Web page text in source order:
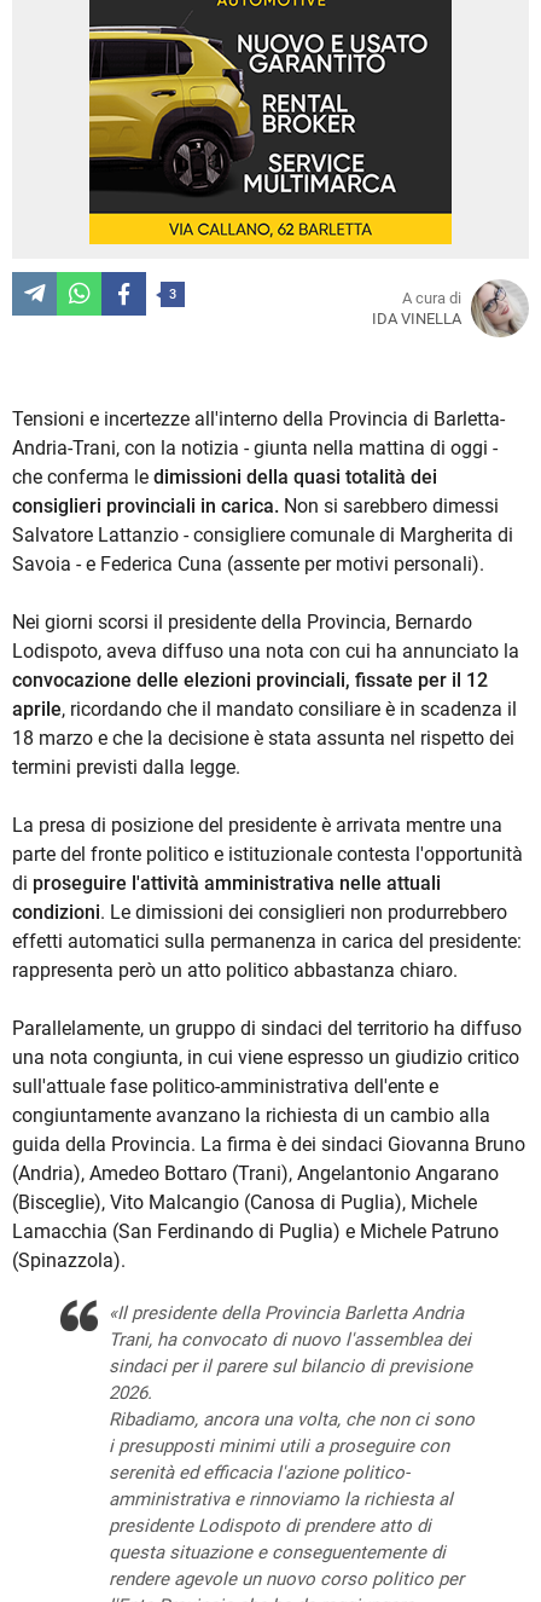
3
A cura di
IDA VINELLA
Tensioni e incertezze all'interno della Provincia di Barletta-
Andria-Trani, con la notizia - giunta nella mattina di oggi -
che conferma le dimissioni della quasi totalità dei
consiglieri provinciali in carica. Non si sarebbero dimessi
Salvatore Lattanzio - consigliere comunale di Margherita di
Savoia - e Federica Cuna (assente per motivi personali).
Nei giorni scorsi il presidente della Provincia, Bernardo
Lodispoto, aveva diffuso una nota con cui ha annunciato la
convocazione delle elezioni provinciali, fissate per il 12
aprile, ricordando che il mandato consiliare è in scadenza il
18 marzo e che la decisione è stata assunta nel rispetto dei
termini previsti dalla legge.
La presa di posizione del presidente è arrivata mentre una
parte del fronte politico e istituzionale contesta l'opportunità
di proseguire l'attività amministrativa nelle attuali
condizioni. Le dimissioni dei consiglieri non produrrebbero
effetti automatici sulla permanenza in carica del presidente:
rappresenta però un atto politico abbastanza chiaro.
Parallelamente, un gruppo di sindaci del territorio ha diffuso
una nota congiunta, in cui viene espresso un giudizio critico
sull'attuale fase politico-amministrativa dell'ente e
congiuntamente avanzano la richiesta di un cambio alla
guida della Provincia. La firma è dei sindaci Giovanna Bruno
(Andria), Amedeo Bottaro (Trani), Angelantonio Angarano
(Bisceglie), Vito Malcangio (Canosa di Puglia), Michele
Lamacchia (San Ferdinando di Puglia) e Michele Patruno
(Spinazzola).
«Il presidente della Provincia Barletta Andria
Trani, ha convocato di nuovo l'assemblea dei
sindaci per il parere sul bilancio di previsione
2026.
Ribadiamo, ancora una volta, che non ci sono
i presupposti minimi utili a proseguire con
serenità ed efficacia l'azione politico-
amministrativa e rinnoviamo la richiesta al
presidente Lodispoto di prendere atto di
questa situazione e conseguentemente di
rendere agevole un nuovo corso politico per